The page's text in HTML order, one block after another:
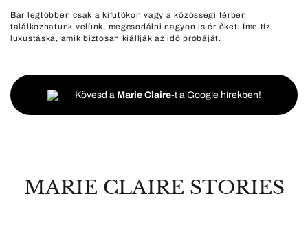
Bár legtöbben csak a kifutókon vagy a közösségi térben
találkozhatunk velünk, megcsodálni nagyon is ér őket. Íme tíz
luxustáska, amik biztosan kiállják az idő próbáját.
Kövesd a Marie Claire-t a Google hírekben!
MARIE CLAIRE STORIES